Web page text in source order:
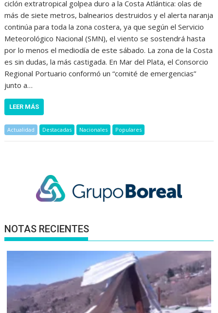
ciclón extratropical golpea duro a la Costa Atlántica: olas de
más de siete metros, balnearios destruidos y el alerta naranja
continúa para toda la zona costera, ya que según el Servicio
Meteorológico Nacional (SMN), el viento se sostendrá hasta
por lo menos el mediodía de este sábado. La zona de la Costa
es sin dudas, la más castigada. En Mar del Plata, el Consorcio
Regional Portuario conformó un “comité de emergencias”
junto a…
LEER MÁS
Actualidad Destacadas Nacionales Populares
NOTAS RECIENTES